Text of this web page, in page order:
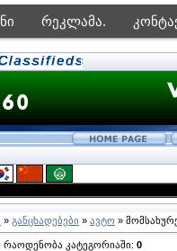
რეკლამა.
» განცხადებები » ავტო »
რაოდენობა კატეგორიაში: 0